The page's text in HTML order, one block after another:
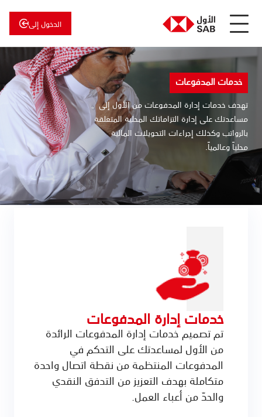
الدخول إلى
عن
الأول
الأول
للاستثمار
خدمات المدفوعات
تهدف خدمات إدارة المدفوعات من الأول إلى
مساعدتك على إدارة التزاماتك المحلية المتعلقة
بالرواتب وكذلك إجراءات التحويلات المالية
محلياً وعالمياً.
خدمات إدارة المدفوعات
تم تصميم خدمات إدارة المدفوعات الرائدة
من الأول لمساعدتك على التحكم في
المدفوعات المنتظمة من نقطة اتصال واحدة
متكاملة بهدف التعزيز من التدفق النقدي
والحدّ من أعباء العمل.